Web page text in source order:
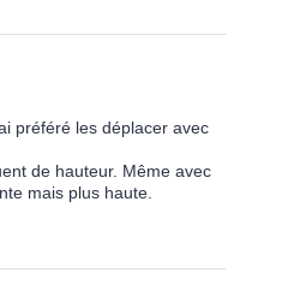
préféré les déplacer avec
de hauteur. Même avec
mais plus haute.